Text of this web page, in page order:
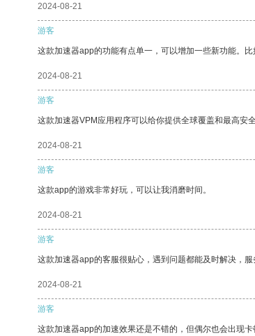
2024-08-21
游客
这款加速器app的功能有点单一，可以增加一些新功能。
2024-08-21
游客
这款加速器VPM应用程序可以给你提供全球覆盖和最高安全
2024-08-21
游客
这款app的游戏非常好玩，可以让我消磨时间。
2024-08-21
游客
这款加速器app的客服很贴心，遇到问题都能及时解决，服
2024-08-21
游客
这款加速器app的加速效果还是不错的，但偶尔也会出现卡